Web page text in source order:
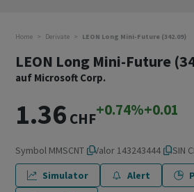
Home Derivate LEON Long Mini-Future (342.09)
LEON Long Mini-Future
auf Microsoft Corp.
1.36 CHF+0.74%+0.01
Symbol MMSCNT Valor 143243444 ISIN
Simulator
Alert